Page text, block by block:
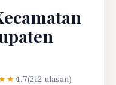
4.7(212 ulasan)